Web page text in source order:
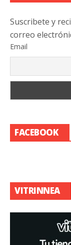
Suscribete y
correo
Email
FACEBOOK
VITRINNEA